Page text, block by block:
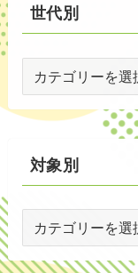
世代別
別
対象別
別